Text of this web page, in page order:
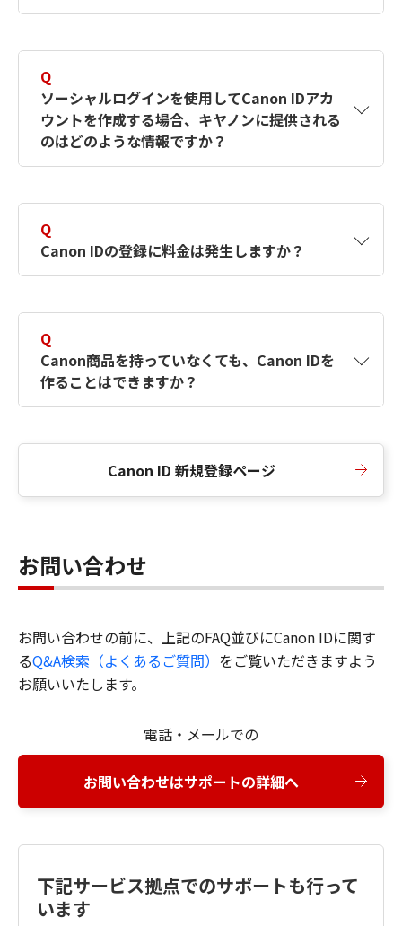
す。詳しい作成方法は【カメラ】Canon IDとは
何ですか？Canon IDの作成方法は？をご確認く
ださい。
Q
ソーシャルログインを使用してCanon IDアカ
ウントを作成する場合、キヤノンに提供される
のはどのような情報ですか？
択したサービスから取得します。アカウントを
簡単に作成できるように、この情報を使用して
Canon IDの登録フォームを入力します。
Q
Canon IDの登録に料金は発生しますか？
Q
Canon商品を持っていなくても、Canon IDを
作ることはできますか？
Canon ID 新規登録ページ
お問い合わせ
お問い合わせの前に、上記のFAQ並びにCanon IDに関す
るQ&A検索（よくあるご質問） をご覧いただきますよう
お願いいたします。
電話・メールでの
お問い合わせはサポートの詳細へ
下記サービス拠点でのサポートも行って
います